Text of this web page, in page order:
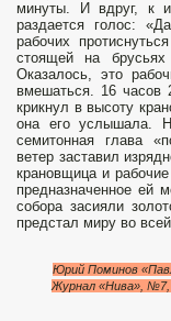
минуты. И вдруг, к
раздается голос:
рабочих
стоящей на брусьях
Оказалось, это
вмешаться. 16 часов
крикнул в высоту
она его услышала.
семитонная глава
ветер заставил
крановщица и
предназначенное ей
собора засияли
предстал миру во
Юрий Поминов
Журнал «Нива», №7,